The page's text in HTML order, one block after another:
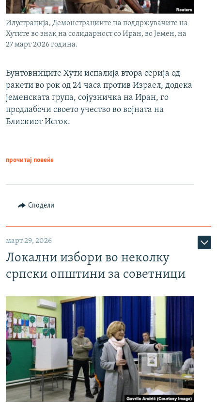
Илустрација, Демонстрациите на поддржувачите на
Хутите во знак на солидарност со Иран, во Јемен, на
27 март 2026 година.
Бунтовниците Хути испалија втора серија од
ракети во рок од 24 часа против Израел, додека
јеменската група, сојузничка на Иран, го
продлабочи своето учество во војната на
Блискиот Исток.
прочитај повеќе
Сподели
март 29, 2026
Локални избори во неколку
српски општини за советници